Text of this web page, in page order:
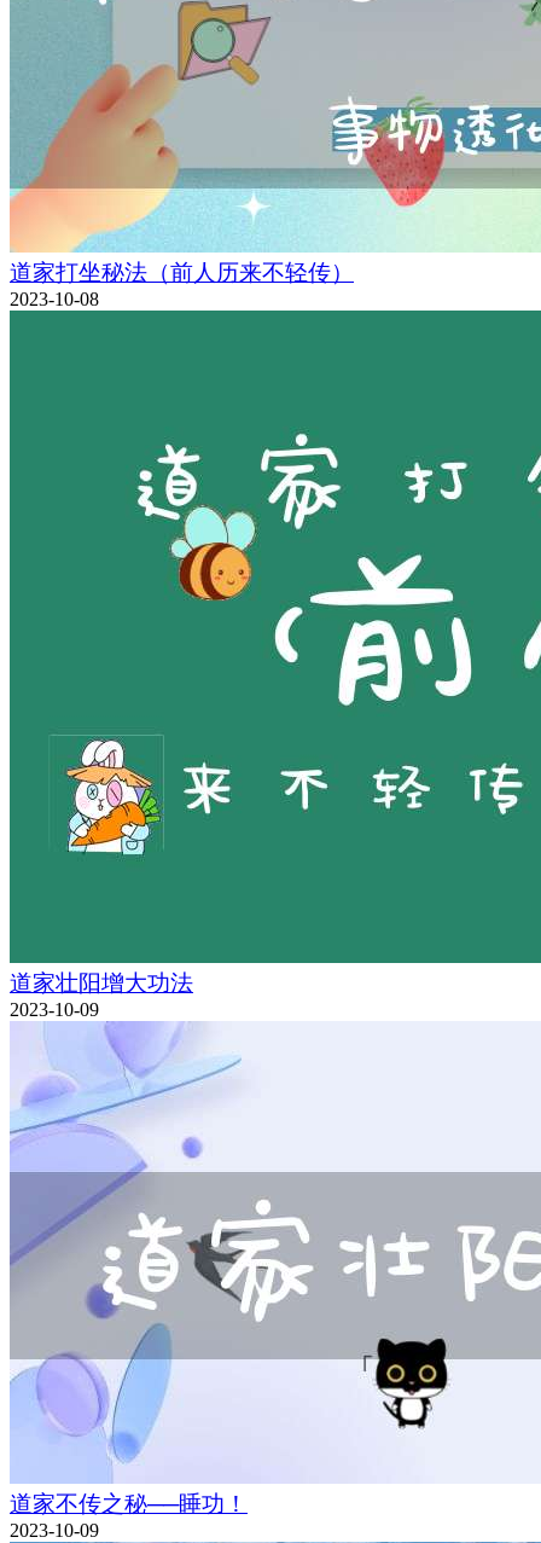
道家打坐秘法（前人历来不轻传）
2023-10-08
道家壮阳增大功法
2023-10-09
道家不传之秘──睡功！
2023-10-09